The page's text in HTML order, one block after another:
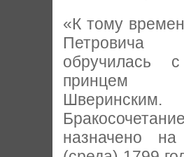
«К тому
обручилась
принцем
Шверинским.
назначено